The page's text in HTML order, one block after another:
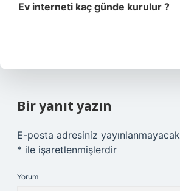
Ev interneti kaç günde kurulur ?
Bir yanıt yazın
E-posta adresiniz
* ile işaretlenmişlerdir
Yorum